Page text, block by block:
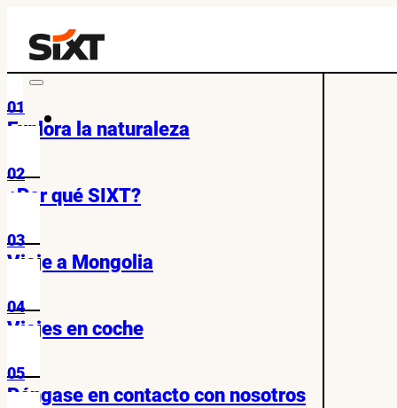
01
Explora la naturaleza
02
¿Por qué SIXT?
03
Viaje a Mongolia
04
Viajes en coche
05
Póngase en contacto con nosotros